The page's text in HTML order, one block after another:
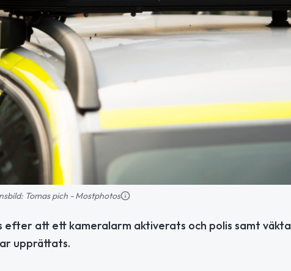
Tomas pich - Mostphotos
att ett kameralarm aktiverats och polis samt
upprättats.